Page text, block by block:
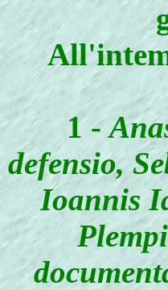
1 -
defensio,
Ioannis